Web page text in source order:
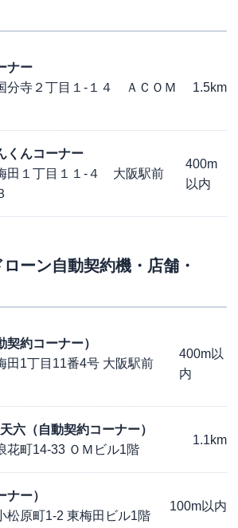
ナー
分寺２丁目１-１４ ＡＣＯＭ
1.5km
くんコーナー
田１丁目１１-４ 大阪駅前
400m
以内
ーン自動契約機・店舗・
約コーナー）
田1丁目11番4号 大阪駅前
400m以
内
六（自動契約コーナー）
花町14-33 ＯＭビル1階
1.1km
ー）
松原町1-2 東梅田ビル1階
100m以内